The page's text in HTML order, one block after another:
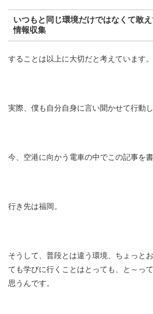
いつもと同じ環境だけではなくて敢
情報収集
することは以上に大切だと考えています。
実際、僕も自分自身に言い聞かせて行動し
今、空港に向かう電車の中でこの記事を書
行き先は福岡。
そうして、普段とは違う環境、ちょっと
ても学びに行くことはとっても、と～っ
思うんです。